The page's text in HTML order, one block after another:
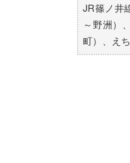
JR篠ノ井
～野洲）
町）、え